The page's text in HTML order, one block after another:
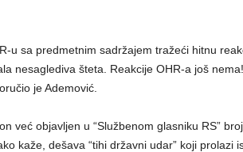
u sa predmetnim sadržajem tražeći hitnu
nesaglediva šteta. Reakcije OHR-a još
je Ademović.
već objavljen u “Službenom glasniku RS”
kaže, dešava “tihi državni udar” koji prolazi